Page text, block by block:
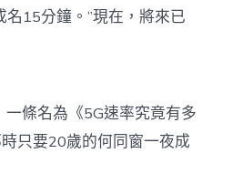
名15分鐘。”現在，將來已
條名為《5G速率究竟有多
只要20歲的何同窗一夜成